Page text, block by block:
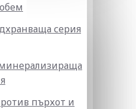
серия
пърхот и